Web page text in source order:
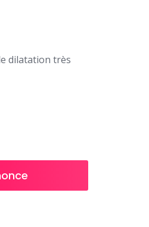
dilatation très